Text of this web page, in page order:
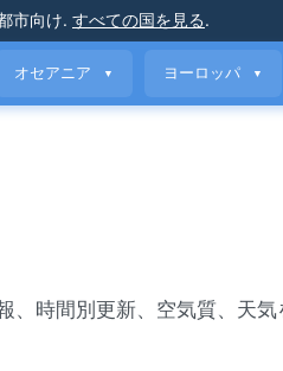
市向け. すべての国を見る.
オセアニア ▼ ヨーロッパ ▼
、時間別更新、空気質、天気